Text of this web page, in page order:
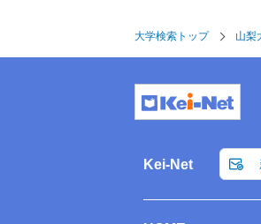
大学検索トップ 山梨
Kei-Net